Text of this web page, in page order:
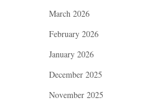
March 2026
February 2026
January 2026
December 2025
November 2025